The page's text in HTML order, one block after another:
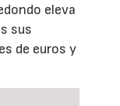
eleva
sus
de euros y